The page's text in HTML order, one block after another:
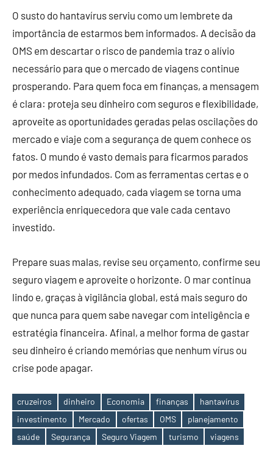
O susto do hantavírus serviu como um lembrete da
importância de estarmos bem informados. A decisão da
OMS em descartar o risco de pandemia traz o alívio
necessário para que o mercado de viagens continue
prosperando. Para quem foca em finanças, a mensagem
é clara: proteja seu dinheiro com seguros e flexibilidade,
aproveite as oportunidades geradas pelas oscilações do
mercado e viaje com a segurança de quem conhece os
fatos. O mundo é vasto demais para ficarmos parados
por medos infundados. Com as ferramentas certas e o
conhecimento adequado, cada viagem se torna uma
experiência enriquecedora que vale cada centavo
investido.
Prepare suas malas, revise seu orçamento, confirme seu
seguro viagem e aproveite o horizonte. O mar continua
lindo e, graças à vigilância global, está mais seguro do
que nunca para quem sabe navegar com inteligência e
estratégia financeira. Afinal, a melhor forma de gastar
seu dinheiro é criando memórias que nenhum vírus ou
crise pode apagar.
Tags
cruzeiros dinheiro Economia finanças
hantavírus
investimento
Mercado ofertas OMS
planejamento
saúde
Segurança Seguro Viagem turismo viagens